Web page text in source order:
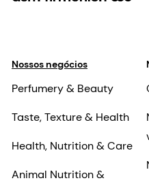
Nossos negócios
Perfumery & Beauty
Taste, Texture & Health
Health, Nutrition & Care
Animal Nutrition &